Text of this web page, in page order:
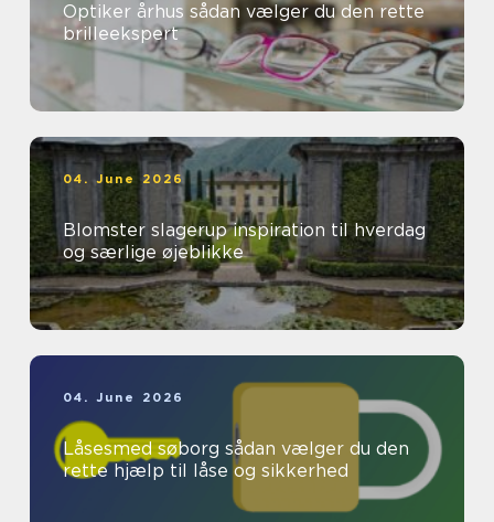
Optiker århus sådan vælger du den rette
brilleekspert
04. June 2026
Blomster slagerup inspiration til hverdag
og særlige øjeblikke
04. June 2026
Låsesmed søborg sådan vælger du den
rette hjælp til låse og sikkerhed